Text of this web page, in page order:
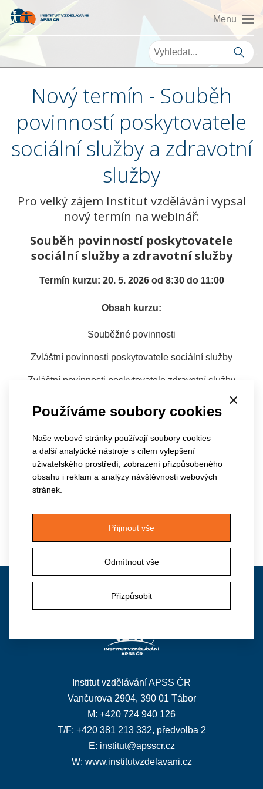
×
Používáme soubory cookies
Naše webové stránky používají soubory cookies
a další analytické nástroje s cílem vylepšení
uživatelského prostředí, zobrazení přizpůsobeného
obsahu i reklam a analýzy návštěvnosti webových
stránek.
Přijmout vše
Odmítnout vše
Přizpůsobit
Nový termín - Souběh
povinností poskytovatele
sociální služby a zdravotní
služby
Pro velký zájem Institut vzdělávání vypsal
nový termín na webinář:
Souběh povinností poskytovatele
sociální služby a zdravotní služby
Termín kurzu: 20. 5. 2026 od 8:30 do 11:00
Obsah kurzu:
Souběžné povinnosti
Zvláštní povinnosti poskytovatele sociální služby
Zvláštní povinnosti poskytovatele zdravotní služby
Informovaný souhlas s poskytnutím zdravotních služeb
Vyřizování stížností
PŘIHLÁSIT NA KURZ SE MŮŽETE ZDE:Institut
Kontakt
Institut vzdělávání APSS ČR
Vančurova 2904, 390 01 Tábor
M: +420 724 940 126
T/F: +420 381 213 332, předvolba 2
E: institut@apsscr.cz
W: www.institutvzdelavani.cz